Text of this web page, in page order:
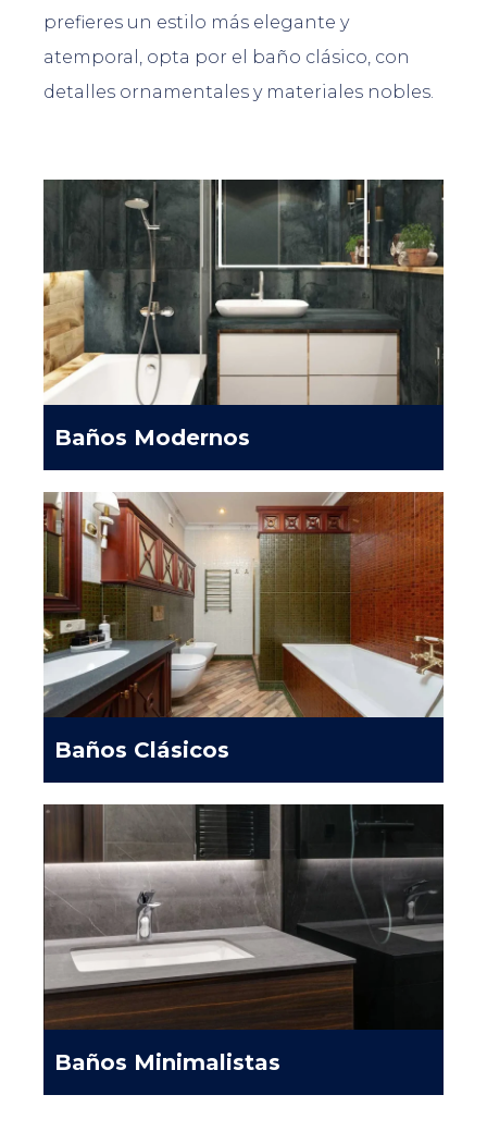
prefieres un estilo más elegante y
atemporal, opta por el baño clásico, con
detalles ornamentales y materiales nobles.
Baños Modernos
Baños Clásicos
Baños Minimalistas